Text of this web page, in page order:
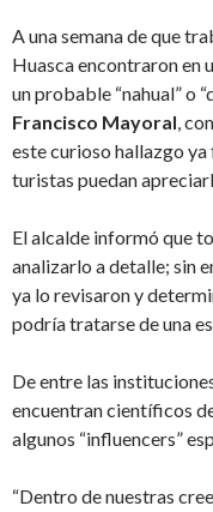
A una semana de que
Huasca encontraron en
un probable “nahual” o
Francisco Mayoral,
este curioso hallazgo
turistas puedan
El alcalde informó que
analizarlo a detalle; sin
ya lo revisaron y
podría tratarse de una
De entre las
encuentran científicos
algunos “influencers”
“Dentro de nuestras